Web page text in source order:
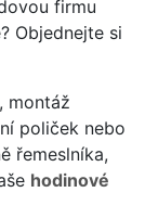
firmu
Objednejte si
montáž
poliček nebo
řemeslníka,
hodinové